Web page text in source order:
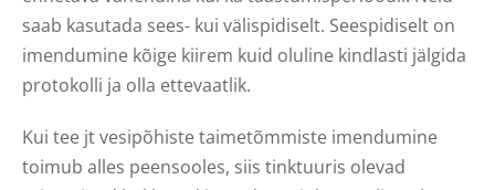
saab kasutada sees- kui välispidiselt. Seespidiselt on
imendumine kõige kiirem kuid oluline kindlasti jälgida
protokolli ja olla ettevaatlik.
Kui tee jt vesipõhiste taimetõmmiste imendumine
toimub alles peensooles, siis tinktuuris olevad